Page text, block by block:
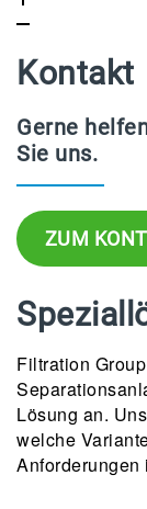
Kontakt
Gerne
Sie uns.
ZUM
Filtration
Lösung an.
welche
Anforderungen